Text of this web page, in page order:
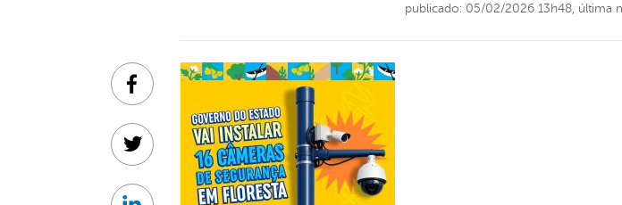
publicado: 05/02/2026 13h48, última
Facebook
Twitter